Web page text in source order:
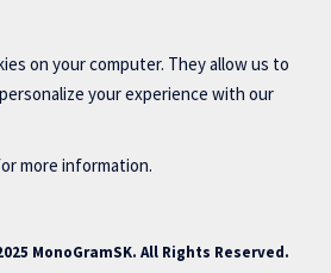
on your computer. They allow us to
your experience with our
more information.
MonoGramSK. All Rights Reserved.